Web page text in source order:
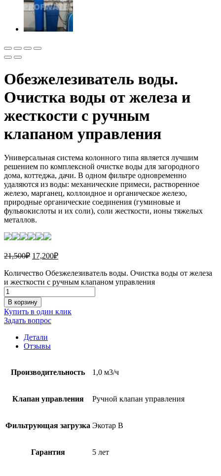
Обезжелезиватель воды.
Очистка воды от железа и
жесткости с ручным
клапаном управления
Универсальная система колонного типа является лучшим
решением по комплексной очистке воды для загородного
дома, коттеджа, дачи. В одном фильтре одновременно
удаляются из воды: механические примеси, растворенное
железо, марганец, коллоидное и органическое железо,
природные органические соединения (гуминовые и
фульвокислоты и их соли), соли жесткости, ионы тяжелых
металлов.
21,500₽ 17,200₽
Количество Обезжелезиватель воды. Очистка воды от железа
и жесткости с ручным клапаном управления
В корзину
Купить в один клик
Задать вопрос
Детали
Отзывы
Производительность 1,0 м3/ч
Клапан управления Ручной клапан управления
Фильтрующая загрузка Экотар B
Гарантия 5 лет